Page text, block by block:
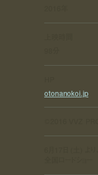
otonanokoi.jp